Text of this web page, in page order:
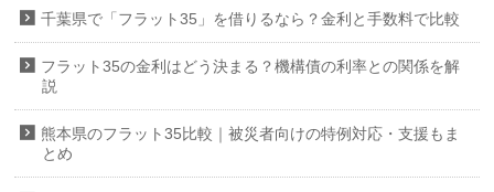
千葉県で「フラット35」を借りるなら？金利と手数料で比較
フラット35の金利はどう決まる？機構債の利率との関係を解
説
熊本県のフラット35比較｜被災者向けの特例対応・支援もま
とめ